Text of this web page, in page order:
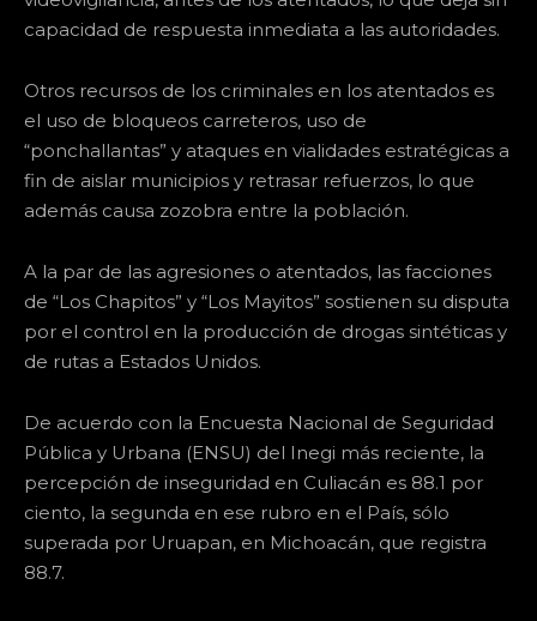
capacidad de respuesta inmediata a las autoridades.
Otros recursos de los criminales en los atentados es
el uso de bloqueos carreteros, uso de
“ponchallantas” y ataques en vialidades estratégicas a
fin de aislar municipios y retrasar refuerzos, lo que
además causa zozobra entre la población.
A la par de las agresiones o atentados, las facciones
de “Los Chapitos” y “Los Mayitos” sostienen su disputa
por el control en la producción de drogas sintéticas y
de rutas a Estados Unidos.
De acuerdo con la Encuesta Nacional de Seguridad
Pública y Urbana (ENSU) del Inegi más reciente, la
percepción de inseguridad en Culiacán es 88.1 por
ciento, la segunda en ese rubro en el País, sólo
superada por Uruapan, en Michoacán, que registra
88.7.